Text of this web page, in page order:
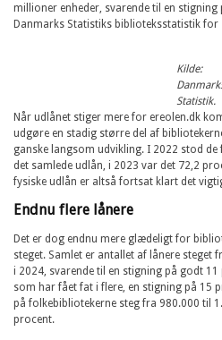
millioner enheder, svarende til en stigning
Danmarks Statistiks biblioteksstatistik for
Kilde:
Statistik.
Når udlånet stiger mere for ereolen.dk
udgøre en stadig større del af
ganske langsom udvikling. I 2022 stod
det samlede udlån, i 2023 var det 72,2
fysiske udlån er altså fortsat klart det
Endnu flere lånere
Det er dog endnu mere glædeligt for
steget. Samlet er antallet af lånere steget
i 2024, svarende til en stigning på godt
som har fået fat i flere, en stigning på 15
på folkebibliotekerne steg fra 980.000 til
procent.